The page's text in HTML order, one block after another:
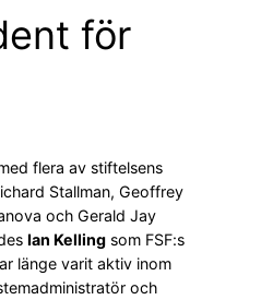
för
flera av stiftelsens
Stallman, Geoffrey
och Gerald Jay
Ian Kelling som FSF:s
länge varit aktiv inom
och